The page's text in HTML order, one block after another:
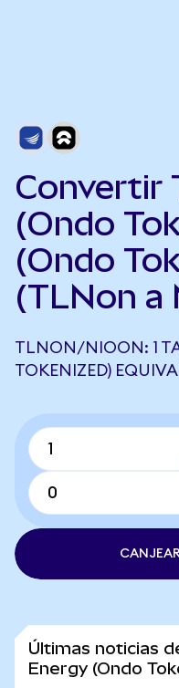
Convertir
(Ondo
(Ondo
(TLNon a
TLNON/NIOON: 1
TOKENIZED)
Últimas noticias
Energy (Ondo